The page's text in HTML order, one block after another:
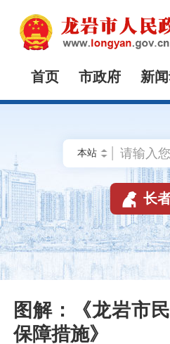
首页 市政府 新
 长
图解：《龙岩市
保障措施》